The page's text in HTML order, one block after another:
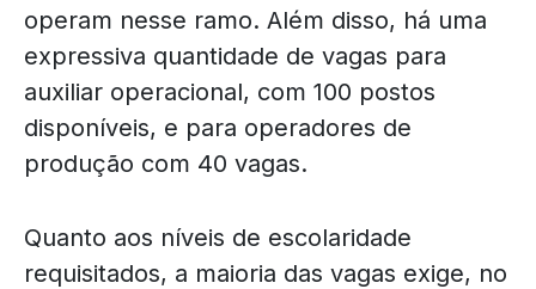
operam nesse ramo. Além disso, há uma
expressiva quantidade de vagas para
auxiliar operacional, com 100 postos
disponíveis, e para operadores de
produção com 40 vagas.
Quanto aos níveis de escolaridade
requisitados, a maioria das vagas exige, no